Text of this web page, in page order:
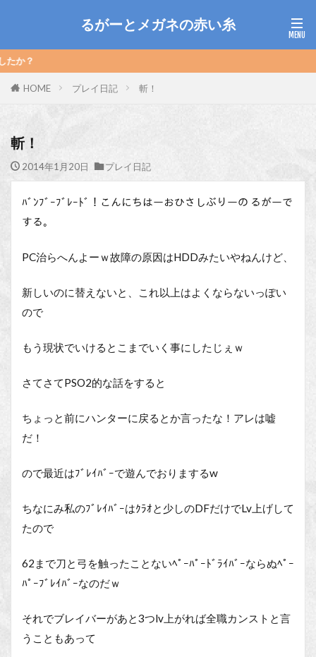
るがーとメガネの赤い糸
HOME プレイ日記 斬！
斬！
2014年1月20日 プレイ日記
ﾊﾞﾝﾌﾞｰﾌﾞﾚｰﾄﾞ！こんにちはーおひさしぶりーの るがーで
する。
PC治らへんよーｗ故障の原因はHDDみたいやねんけど、
新しいのに替えないと、これ以上はよくならないっぽい
ので
もう現状でいけるとこまでいく事にしたじぇｗ
さてさてPSO2的な話をすると
ちょっと前にハンターに戻るとか言ったな！アレは嘘
だ！
ので最近はﾌﾞﾚｲﾊﾞｰで遊んでおりまするw
ちなにみ私のﾌﾞﾚｲﾊﾞｰはｸﾗｵと少しのDFだけでLv上げして
たので
62まで刀と弓を触ったことないﾍﾟｰﾊﾟｰﾄﾞﾗｲﾊﾞｰならぬﾍﾟｰ
ﾊﾟｰﾌﾞﾚｲﾊﾞｰなのだｗ
それでブレイバーがあと3つlv上がれば全職カンストと言
うこともあって